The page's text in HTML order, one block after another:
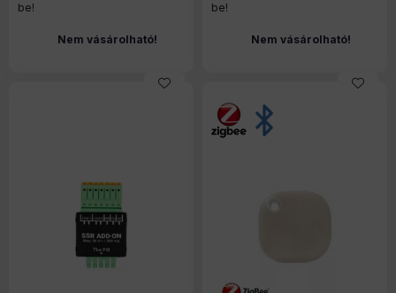
be!
Nem vásárolható!
be!
Nem vásárolható!